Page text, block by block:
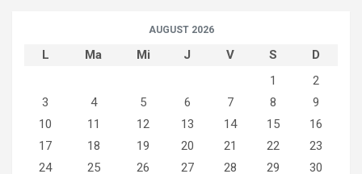
AUGUST 2026
L Ma Mi J V S
D
1
2
3
4 5 6 7 8
9
10
11 12 13 14 15
16
17
18 19 20 21 22
23
24
25 26 27 28 29
30